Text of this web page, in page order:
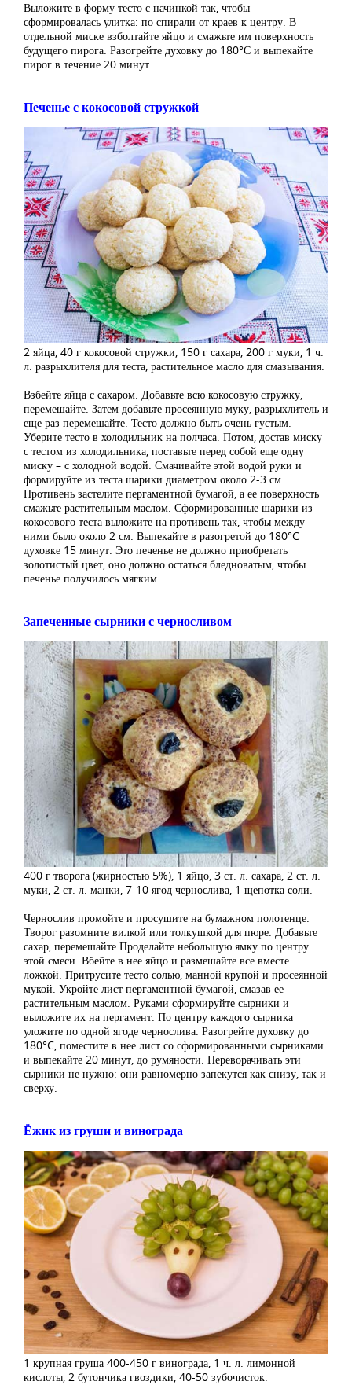
Выложите в форму тесто с начинкой так, чтобы
сформировалась улитка: по спирали от краев к центру. В
отдельной миске взболтайте яйцо и смажьте им поверхность
будущего пирога. Разогрейте духовку до 180°С и выпекайте
пирог в течение 20 минут.
Печенье с кокосовой стружкой
2 яйца, 40 г кокосовой стружки, 150 г сахара, 200 г муки, 1 ч.
л. разрыхлителя для теста, растительное масло для смазывания.
Взбейте яйца с сахаром. Добавьте всю кокосовую стружку,
перемешайте. Затем добавьте просеянную муку, разрыхлитель и
еще раз перемешайте. Тесто должно быть очень густым.
Уберите тесто в холодильник на полчаса. Потом, достав миску
с тестом из холодильника, поставьте перед собой еще одну
миску – с холодной водой. Смачивайте этой водой руки и
формируйте из теста шарики диаметром около 2-3 см.
Противень застелите пергаментной бумагой, а ее поверхность
смажьте растительным маслом. Сформированные шарики из
кокосового теста выложите на противень так, чтобы между
ними было около 2 см. Выпекайте в разогретой до 180°C
духовке 15 минут. Это печенье не должно приобретать
золотистый цвет, оно должно остаться бледноватым, чтобы
печенье получилось мягким.
Запеченные сырники с черносливом
400 г творога (жирностью 5%), 1 яйцо, 3 ст. л. сахара, 2 ст. л.
муки, 2 ст. л. манки, 7-10 ягод чернослива, 1 щепотка соли.
Чернослив промойте и просушите на бумажном полотенце.
Творог разомните вилкой или толкушкой для пюре. Добавьте
сахар, перемешайте Проделайте небольшую ямку по центру
этой смеси. Вбейте в нее яйцо и размешайте все вместе
ложкой. Притрусите тесто солью, манной крупой и просеянной
мукой. Укройте лист пергаментной бумагой, смазав ее
растительным маслом. Руками сформируйте сырники и
выложите их на пергамент. По центру каждого сырника
уложите по одной ягоде чернослива. Разогрейте духовку до
180°C, поместите в нее лист со сформированными сырниками
и выпекайте 20 минут, до румяности. Переворачивать эти
сырники не нужно: они равномерно запекутся как снизу, так и
сверху.
Ёжик из груши и винограда
1 крупная груша 400-450 г винограда, 1 ч. л. лимонной
кислоты, 2 бутончика гвоздики, 40-50 зубочисток.